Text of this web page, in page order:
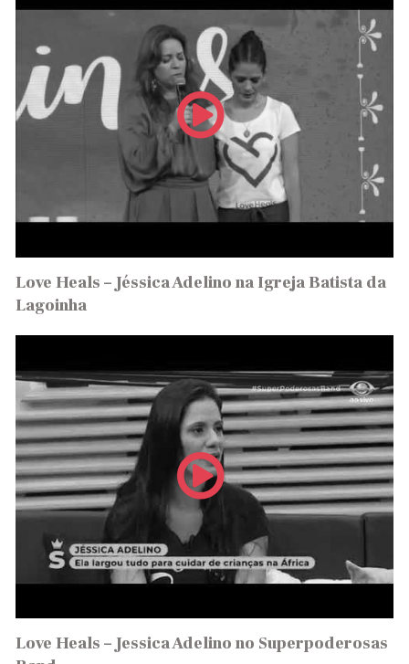
Love Heals – Jéssica Adelino na Igreja Batista da
Lagoinha
Love Heals – Jessica Adelino no Superpoderosas